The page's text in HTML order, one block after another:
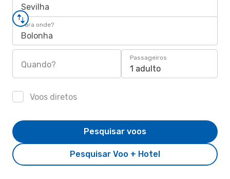
Sevilha
Para onde?
Bolonha
Quando?
Passageiros
1 adulto
Voos diretos
Pesquisar Voo + Hotel
Pesquisar voos